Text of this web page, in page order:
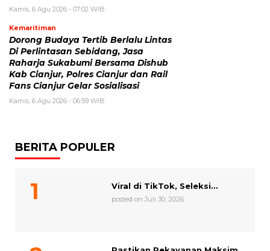
Kamis, 6 Agu 2026 - 07:02 WIB
Kemaritiman
Dorong Budaya Tertib Berlalu Lintas
Di Perlintasan Sebidang, Jasa
Raharja Sukabumi Bersama Dishub
Kab Cianjur, Polres Cianjur dan Rail
Fans Cianjur Gelar Sosialisasi
Kamis, 6 Agu 2026 - 06:59 WIB
BERITA POPULER
Viral di TikTok, Seleksi...
posted on Juli 30, 2026